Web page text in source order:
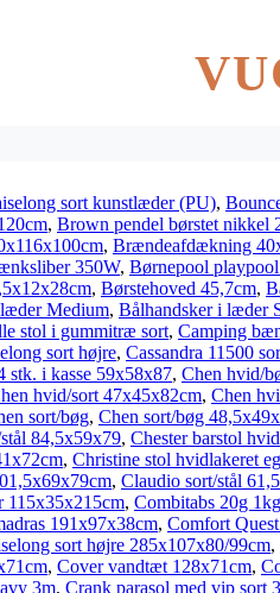
sort kunstlæder (PU),
, Brown pendel børstet nikkel
, Brændeafdækning
350W, Børnepool
, Børstehoved 45,7cm,
Medium, Bålhandsker i læder
stol i gummitræ sort, Camping
sort højre, Cassandra 11500
stk. i kasse 59x58x87, Chen hvid/
hvid/sort 47x45x82cm, Chen
sort/bøg, Chen sort/bøg
84,5x59x79, Chester barstol hvid
, Christine stol hvidlakeret
, Claudio sort/stål
115x35x215cm, Combitabs 20g 1kg
191x97x38cm, Comfort
sort højre 285x107x80/99cm,
, Cover vandtæt 128x71cm,
3m, Crank parasol med vip sort